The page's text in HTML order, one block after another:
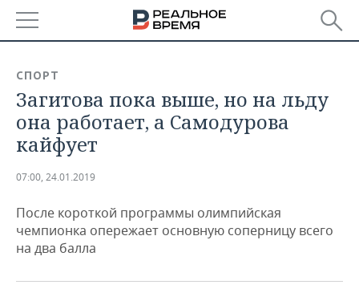
БАШКОРТОСТАН
ТАТАРСТАН
НОВОСТИ
АНАЛИТИКА
ДЕКЛАРАЦИИ О ДОХОДАХ
КОРОЛИ ГОСЗАКАЗА ПФО
ВУЗЫ ТАТАРСТАНА
НОВОСТИ ЭКОНОМИКИ
ФИНАНСЫ
БАНКИ
ПРОМЫШЛЕННОСТЬ
НОВОСТИ
ПРОМЫШЛЕННОСТИ
НЕДВИЖИМОСТЬ
НОВОСТИ НЕДВИЖИМОСТИ
АВТО
СПОРТ
Загитова пока выше, но на льду
она работает, а Самодурова
кайфует
07:00, 24.01.2019
После короткой программы олимпийская
чемпионка опережает основную соперницу всего
на два балла